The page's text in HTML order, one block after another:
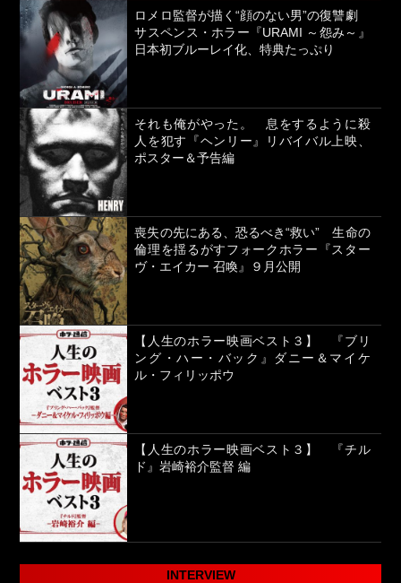
ロメロ監督が描く“顔のない男”の復讐劇
サスペンス・ホラー『URAMI ～怨み～』
日本初ブルーレイ化、特典たっぷり
それも俺がやった。 息をするように殺
人を犯す『ヘンリー』リバイバル上映、
ポスター＆予告編
喪失の先にある、恐るべき“救い” 生命の
倫理を揺るがすフォークホラー『スター
ヴ・エイカー 召喚』９月公開
【人生のホラー映画ベスト３】 『ブリ
ング・ハー・バック』ダニー＆マイケ
ル・フィリッポウ
【人生のホラー映画ベスト３】 『チル
ド』岩崎裕介監督 編
INTERVIEW